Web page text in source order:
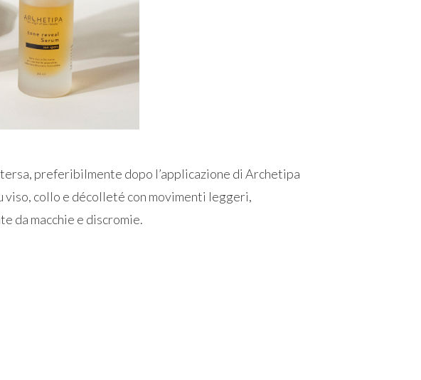
preferibilmente dopo l’applicazione di Archetipa
viso, collo e décolleté con movimenti leggeri,
da macchie e discromie.